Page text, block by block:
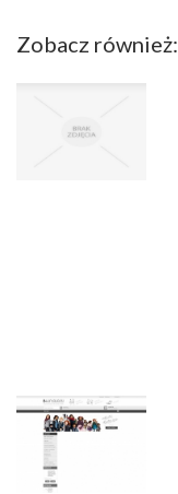
Zobacz również: